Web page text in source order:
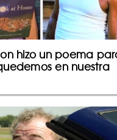
hizo un poema
en nuestra